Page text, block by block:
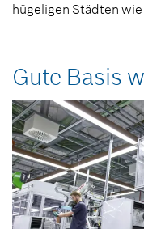
hügeligen Städten wie
Gute Basis